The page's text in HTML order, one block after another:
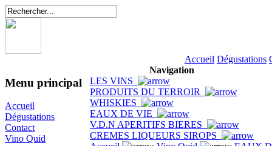
Accueil Dégustations
Menu principal
Accueil
Dégustations
Contact
Vino Quid
Navigation
LES VINS
PRODUITS DU TERROIR
WHISKIES
EAUX DE VIE
V.D.N APERITIFS BIERES
CREMES LIQUEURS SIROPS